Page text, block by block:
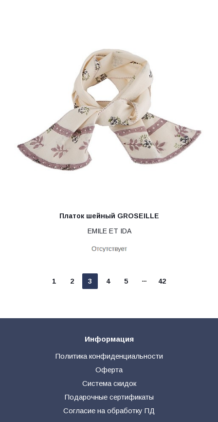
Платок шейный GROSEILLE
EMILE ET IDA
1 2 3 4 5 42
Информация
Политика конфиденциальности
Оферта
Система скидок
Подарочные сертификаты
Согласие на обработку ПД